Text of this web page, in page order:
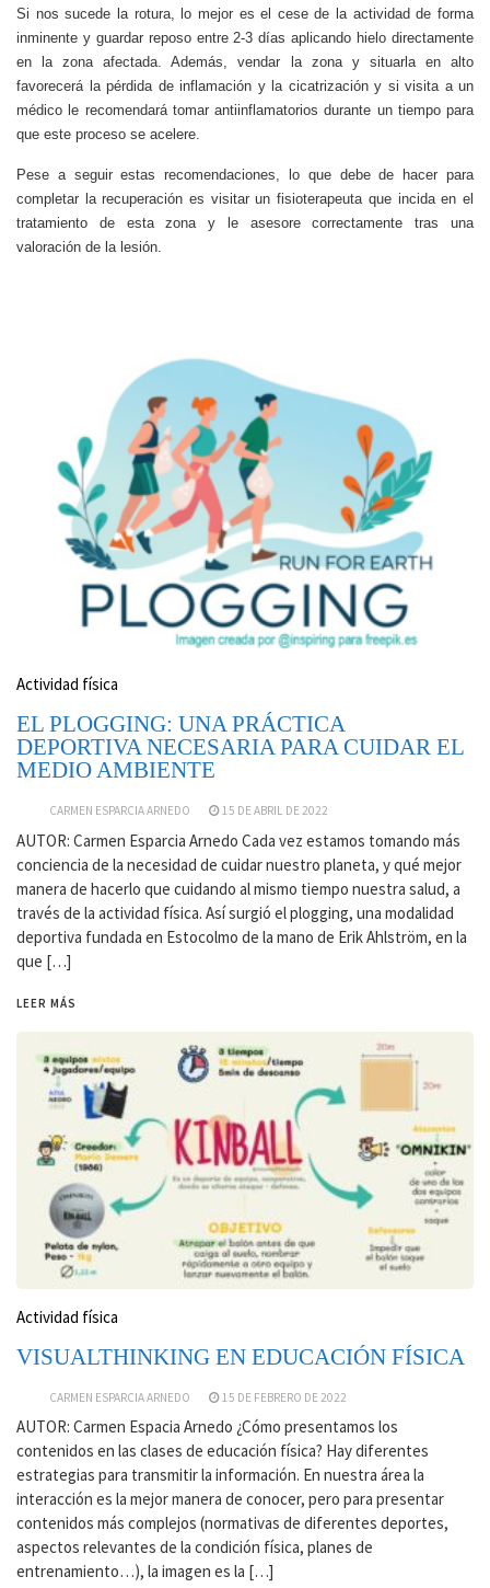
Si nos sucede la rotura, lo mejor es el cese de la actividad de forma
inminente y guardar reposo entre 2-3 días aplicando hielo directamente
en la zona afectada. Además, vendar la zona y situarla en alto
favorecerá la pérdida de inflamación y la cicatrización y si visita a un
médico le recomendará tomar antiinflamatorios durante un tiempo para
que este proceso se acelere.
Pese a seguir estas recomendaciones, lo que debe de hacer para
completar la recuperación es visitar un fisioterapeuta que incida en el
tratamiento de esta zona y le asesore correctamente tras una
valoración de la lesión.
Actividad física
EL PLOGGING: UNA PRÁCTICA
DEPORTIVA NECESARIA PARA CUIDAR EL
MEDIO AMBIENTE
CARMEN ESPARCIA ARNEDO 15 DE ABRIL DE 2022
AUTOR: Carmen Esparcia Arnedo Cada vez estamos tomando más
conciencia de la necesidad de cuidar nuestro planeta, y qué mejor
manera de hacerlo que cuidando al mismo tiempo nuestra salud, a
través de la actividad física. Así surgió el plogging, una modalidad
deportiva fundada en Estocolmo de la mano de Erik Ahlström, en la
que […]
LEER MÁS
Actividad física
VISUALTHINKING EN EDUCACIÓN FÍSICA
CARMEN ESPARCIA ARNEDO 15 DE FEBRERO DE 2022
AUTOR: Carmen Espacia Arnedo ¿Cómo presentamos los
contenidos en las clases de educación física? Hay diferentes
estrategias para transmitir la información. En nuestra área la
interacción es la mejor manera de conocer, pero para presentar
contenidos más complejos (normativas de diferentes deportes,
aspectos relevantes de la condición física, planes de
entrenamiento…), la imagen es la […]